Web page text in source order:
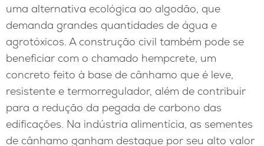
uma alternativa ecológica ao algodão, que
demanda grandes quantidades de água e
agrotóxicos. A construção civil também pode se
beneficiar com o chamado hempcrete, um
concreto feito à base de cânhamo que é leve,
resistente e termorregulador, além de contribuir
para a redução da pegada de carbono das
edificações. Na indústria alimentícia, as sementes
de cânhamo ganham destaque por seu alto valor